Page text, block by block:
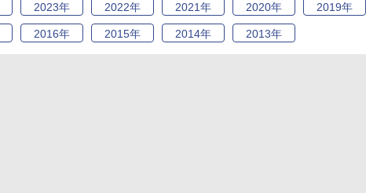
2023年 2022年 2021年 2020年 2019年
2016年 2015年 2014年 2013年